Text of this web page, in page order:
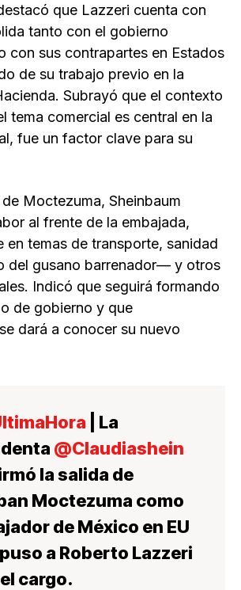
que Lazzeri cuenta con
tanto con el gobierno
con sus contrapartes en Estados
de su trabajo previo en la
Subrayó que el contexto
tema comercial es central en la
fue un factor clave para su
Moctezuma, Sheinbaum
al frente de la embajada,
en temas de transporte, sanidad
del gusano barrenador— y otros
Indicó que seguirá formando
de gobierno y que
dará a conocer su nuevo
| La
@Claudiashein
la salida de
Moctezuma como
de México en EU
a Roberto Lazzeri
cargo.